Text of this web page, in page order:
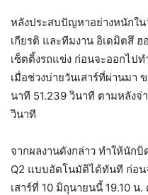
หลังประสบปัญหาอย่างหนักใน
เกียรติ และทีมงาน อิเดมิตสึ
เซ็ตติ้งรถแข่ง ก่อนจะออกไป
เมื่อช่วงบ่ายวันเสาร์ที่ผ่านมา
นาที 51.239 วินาที ตามหลังจ่
วินาที
จากผลงานดังกล่าว ทำให้นัก
Q2 แบบอัตโนมัติได้ทันที ก่อน
เสาร์ที่ 10 มิถุนายนนี้ 19.10 น